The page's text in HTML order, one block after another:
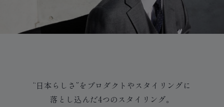
“日本らしさ”をプロダクトやスタイリングに
落とし込んだ4つのスタイリング。